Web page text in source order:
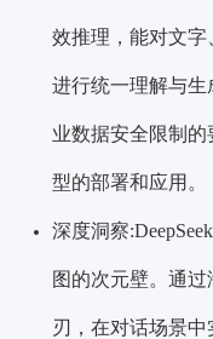
效推理，能对文
进行统一理解与
业数据安全限制
型的部署和应用。
深度洞察
图的次元壁。通
刃，在对话场景中